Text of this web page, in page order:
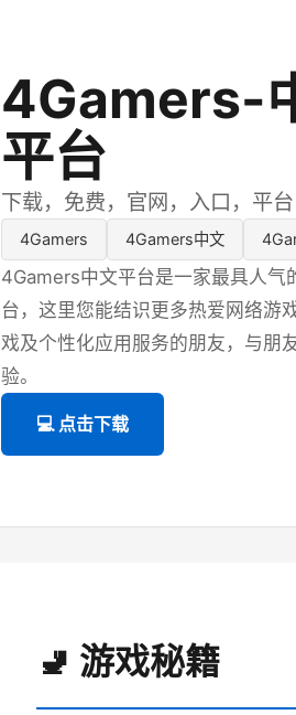
4Gamers-
平台
下载，免费，官网，入口，平台
4Gamers 4Gamers中文
4Gamers中文平台是一家最具人气
台，这里您能结识更多热爱网络游
戏及个性化应用服务的朋友，与朋
验。
💻 点击下载
🚽 游戏秘籍